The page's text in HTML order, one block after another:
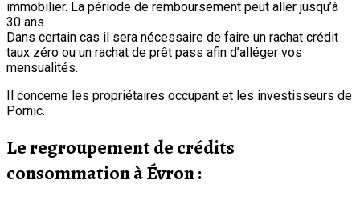
immobilier. La période de remboursement peut aller jusqu’à
30 ans.
Dans certain cas il sera nécessaire de faire un rachat crédit
taux zéro ou un rachat de prêt pass afin d’alléger vos
mensualités.
Il concerne les propriétaires occupant et les investisseurs de
Pornic.
Le regroupement de crédits
consommation à Évron :